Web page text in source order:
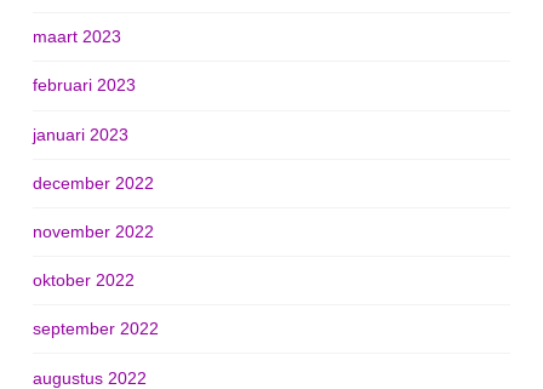
maart 2023
februari 2023
januari 2023
december 2022
november 2022
oktober 2022
september 2022
augustus 2022